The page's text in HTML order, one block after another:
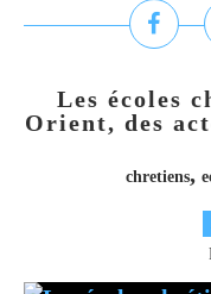
Les écoles
Orient, des
chretiens,